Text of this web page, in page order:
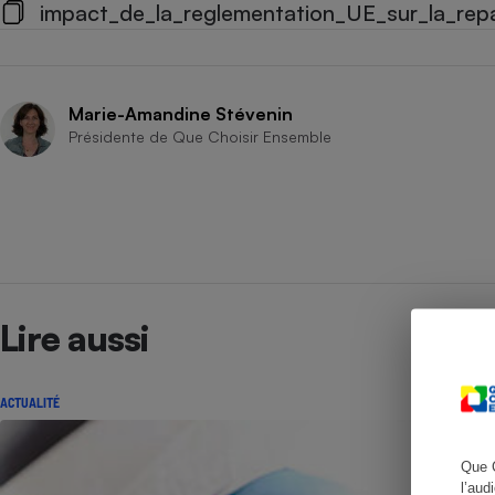
Que
Marie-Amandine Stévenin
Présidente de Que Choisir Ensemble
Lire aussi
ACTUALITÉ